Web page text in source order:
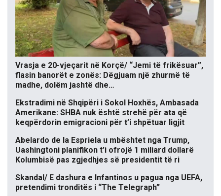
Vrasja e 20-vjeçarit në Korçë/ “Jemi të frikësuar”,
flasin banorët e zonës: Dëgjuam një zhurmë të
madhe, dolëm jashtë dhe…
Ekstradimi në Shqipëri i Sokol Hoxhës, Ambasada
Amerikane: SHBA nuk është strehë për ata që
keqpërdorin emigracioni për t’i shpëtuar ligjit
Abelardo de la Espriela u mbështet nga Trump,
Uashingtoni planifikon t’i ofrojë 1 miliard dollarë
Kolumbisë pas zgjedhjes së presidentit të ri
Skandal/ E dashura e Infantinos u pagua nga UEFA,
pretendimi tronditës i “The Telegraph”